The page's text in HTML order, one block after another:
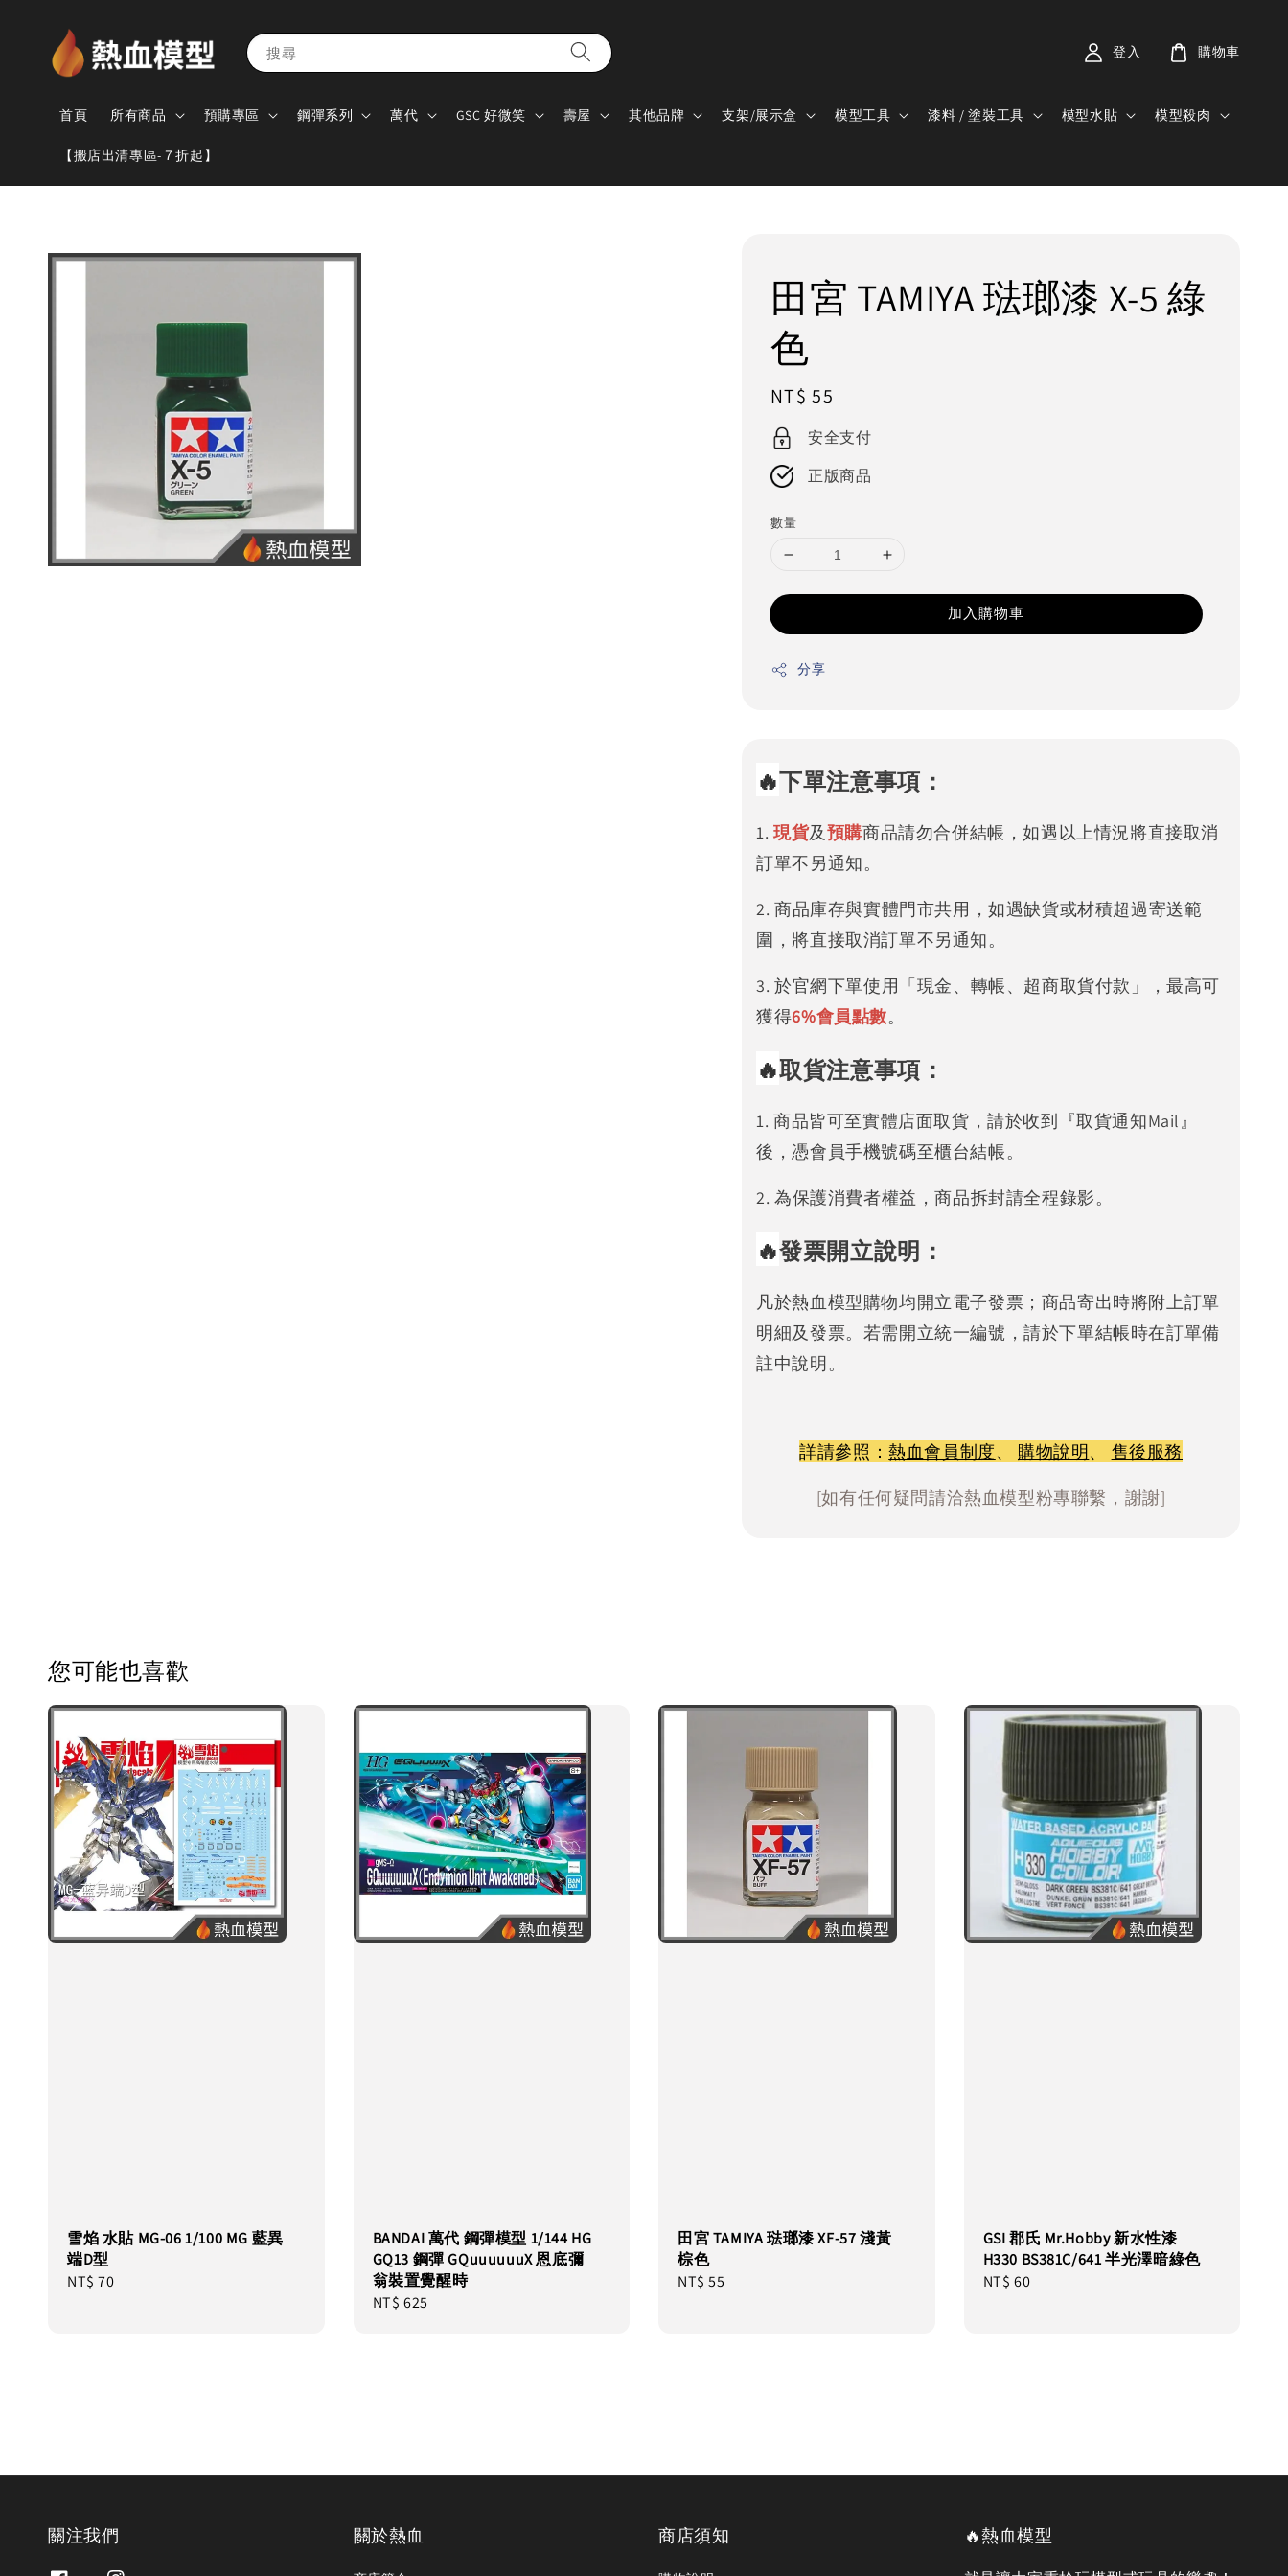
搜尋
首頁 所有商品 預購專區 鋼彈系列 萬代 GSC 好微笑 壽屋 其他品牌 支架/展示盒 模型工具 漆料 / 塗裝工具 模型水貼 模型殺肉
【搬店出清專區-７折起】
登入 購物車
田宮 TAMIYA 琺瑯漆 X-5 綠
色
Regular
price
NT$ 55
安全支付
正版商品
數量
加入購物車
分享
🔥下單注意事項：
1. 現貨及預購商品請勿合併結帳，如遇以上情況將直接取消
訂單不另通知。
2. 商品庫存與實體門市共用，如遇缺貨或材積超過寄送範
圍，將直接取消訂單不另通知。
3. 於官網下單使用「現金、轉帳、超商取貨付款」，最高可
獲得6%會員點數。
🔥取貨注意事項：
1. 商品皆可至實體店面取貨，請於收到『取貨通知Mail』
後，憑會員手機號碼至櫃台結帳。
2. 為保護消費者權益，商品拆封請全程錄影。
🔥發票開立說明：
凡於熱血模型購物均開立電子發票；商品寄出時將附上訂單
明細及發票。若需開立統一編號，請於下單結帳時在訂單備
註中說明。
詳請參照：熱血會員制度、 購物說明、 售後服務
[如有任何疑問請洽熱血模型粉專聯繫，謝謝]
您可能也喜歡
雪焰 水貼 MG-06 1/100 MG 藍異
端D型
Regular
NT$ 70
BANDAI 萬代 鋼彈模型 1/144 HG
GQ13 鋼彈 GQuuuuuuX 恩底彌
翁裝置覺醒時
Regular
NT$ 625
田宮 TAMIYA 琺瑯漆 XF-57 淺黃
棕色
Regular
NT$ 55
GSI 郡氏 Mr.Hobby 新水性漆
H330 BS381C/641 半光澤暗綠色
Regular
NT$ 60
關注我們 關於熱血 商店須知 🔥熱血模型